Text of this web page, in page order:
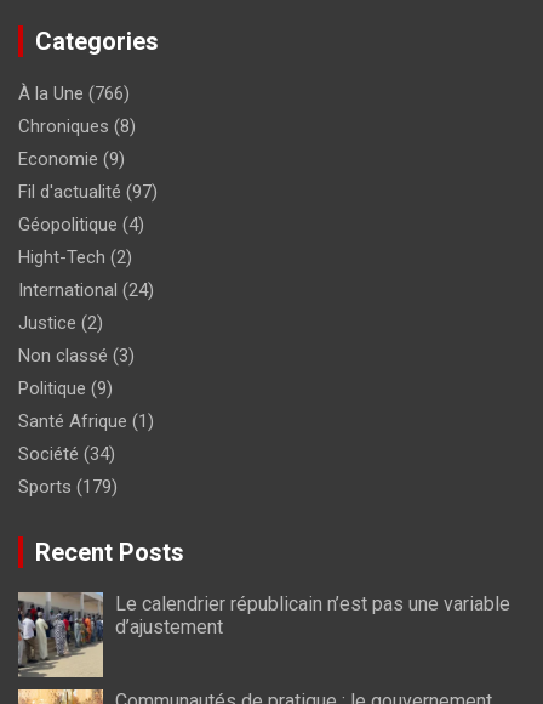
Categories
À la Une (766)
Chroniques (8)
Economie (9)
Fil d'actualité (97)
Géopolitique (4)
Hight-Tech (2)
International (24)
Justice (2)
Non classé (3)
Politique (9)
Santé Afrique (1)
Société (34)
Sports (179)
Recent Posts
Le calendrier républicain n’est pas une variable
d’ajustement